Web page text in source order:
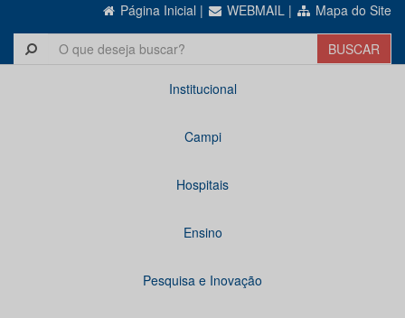
Página Inicial | WEBMAIL | Mapa do Site
Institucional
Campi
Hospitais
Ensino
Pesquisa e Inovação